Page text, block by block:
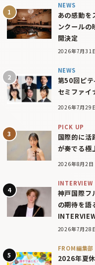
NEWS
あの感動を
ンクール
開決定
2026年7月31
NEWS
第50回ピテ
セミファイ
2026年7月29
PICK UP
国際的に活
が奏でる極
2026年8月2日
INTERVIEW
神戸国際フ
の期待を語
2026年7月28
FROM編集部
2026年夏